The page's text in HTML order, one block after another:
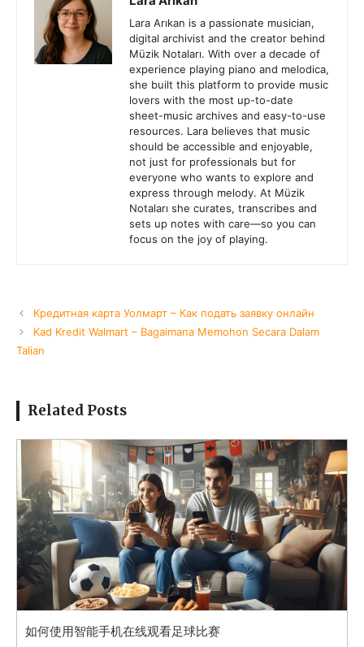
Lara Arıkan is a passionate musician,
digital archivist and the creator behind
Müzik Notaları. With over a decade of
experience playing piano and melodica,
she built this platform to provide music
lovers with the most up-to-date
sheet-music archives and easy-to-use
resources. Lara believes that music
should be accessible and enjoyable,
not just for professionals but for
everyone who wants to explore and
express through melody. At Müzik
Notaları she curates, transcribes and
sets up notes with care—so you can
focus on the joy of playing.
Кредитная карта Уолмарт – Как подать заявку онлайн
Kad Kredit Walmart – Bagaimana Memohon Secara Dalam
Talian
Related Posts
如何使用智能手机在线观看足球比赛